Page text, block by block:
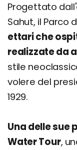
Progettato
Sahut, il Parco
ettari che
realizzate da
stile
volere del
1929.
Una delle sue
Water Tour,